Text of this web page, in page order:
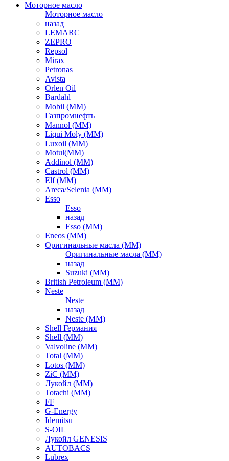
Моторное масло
Моторное масло
назад
LEMARC
ZEPRO
Repsol
Mirax
Petronas
Avista
Orlen Oil
Bardahl
Mobil (ММ)
Газпромнефть
Mannol (ММ)
Liqui Moly (ММ)
Luxoil (ММ)
Motul(ММ)
Addinol (ММ)
Castrol (ММ)
Elf (ММ)
Areca/Selenia (ММ)
Esso
Esso
назад
Esso (ММ)
Eneos (ММ)
Оригинальные масла (ММ)
Оригинальные масла (ММ)
назад
Suzuki (ММ)
British Petroleum (ММ)
Neste
Neste
назад
Neste (ММ)
Shell Германия
Shell (ММ)
Valvoline (ММ)
Total (ММ)
Lotos (ММ)
ZiC (ММ)
Лукойл (ММ)
Totachi (MM)
FF
G-Energy
Idemitsu
S-OIL
Лукойл GENESIS
AUTOBACS
Lubrex